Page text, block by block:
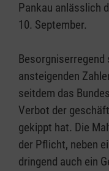
Pankau anlässlich
10. September.
Besorgniserregend
ansteigenden
seitdem das
Verbot der
gekippt hat. Die
der Pflicht, neben
dringend auch ein